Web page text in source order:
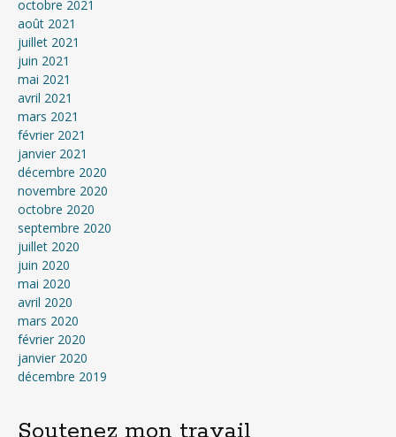
octobre 2021
août 2021
juillet 2021
juin 2021
mai 2021
avril 2021
mars 2021
février 2021
janvier 2021
décembre 2020
novembre 2020
octobre 2020
septembre 2020
juillet 2020
juin 2020
mai 2020
avril 2020
mars 2020
février 2020
janvier 2020
décembre 2019